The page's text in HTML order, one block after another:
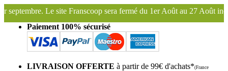
sera fermé du 1er Août au 27 Août inclus. Bonnes vacances !
Paiement 100% sécurisé
LIVRAISON OFFERTE à partir de 99€ d'achats*(France